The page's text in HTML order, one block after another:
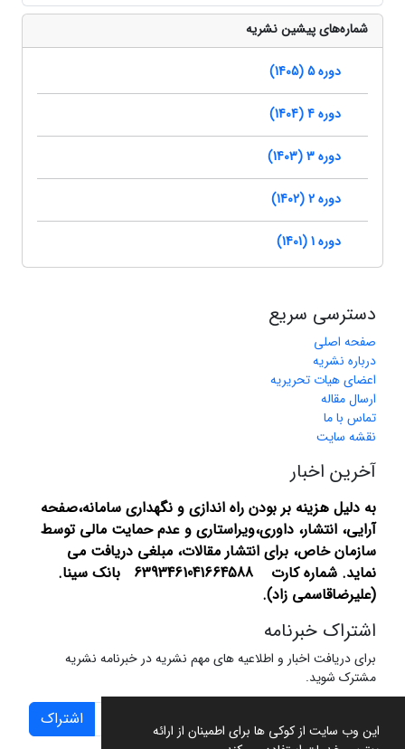
این وب سایت از کوکی ها برای اطمینان از ارائه
شماره‌های پیشین نشریه
دوره 5 (1405)
دوره 4 (1404)
دوره 3 (1403)
دوره 2 (1402)
دوره 1 (1401)
دسترسی سریع
صفحه اصلی
درباره نشریه
اعضای هیات تحریریه
ارسال مقاله
تماس با ما
نقشه سایت
آخرین اخبار
به دلیل هزینه بر بودن راه اندازی و نگهداری سامانه،صفحه
آرایی، انتشار، داوری،ویراستاری و عدم حمایت مالی توسط
سازمان خاص، برای انتشار مقالات، مبلغی دریافت می
نماید.
شماره کارت 6393461041664588 بانک سینا.
(علیرضاقاسمی زاد).
اشتراک خبرنامه
برای دریافت اخبار و اطلاعیه های مهم نشریه در خبرنامه نشریه
مشترک شوید.
اشتراک